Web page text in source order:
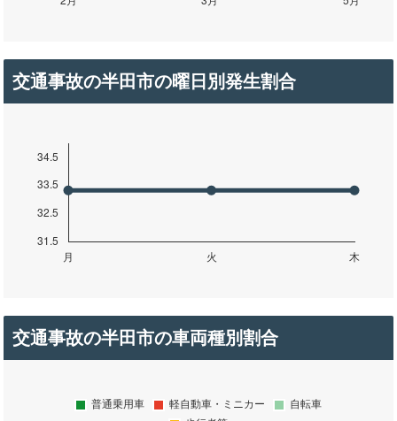
交通事故の半田市の曜日別発生割合
交通事故の半田市の車両種別割合